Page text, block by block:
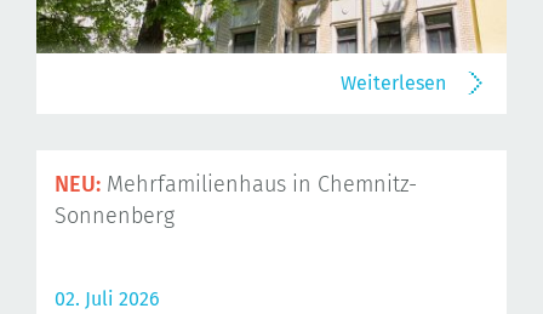
Weiterlesen
NEU: Mehrfamilienhaus in Chemnitz-
Sonnenberg
02. Juli 2026